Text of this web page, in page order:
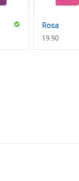
Rosa
CHF
19.90